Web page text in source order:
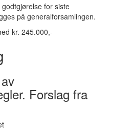
for siste
på generalforsamlingen.
kr. 245.000,-
Forslag fra